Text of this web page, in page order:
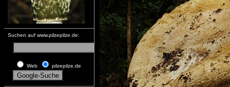
Suchen auf www.pilzepilze.de:
Web pilzepilze.de